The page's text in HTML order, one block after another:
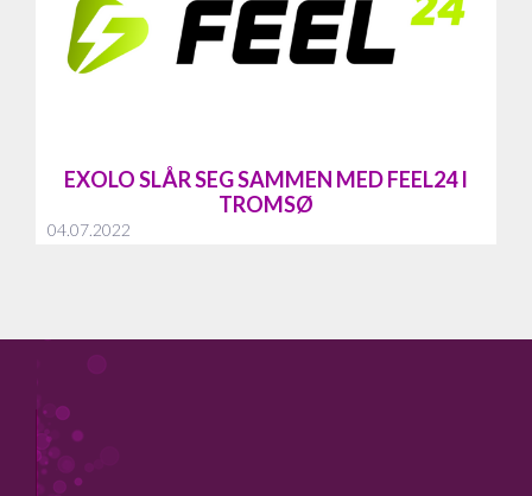
EXOLO SLÅR SEG SAMMEN MED FEEL24 I
TROMSØ
04.07.2022